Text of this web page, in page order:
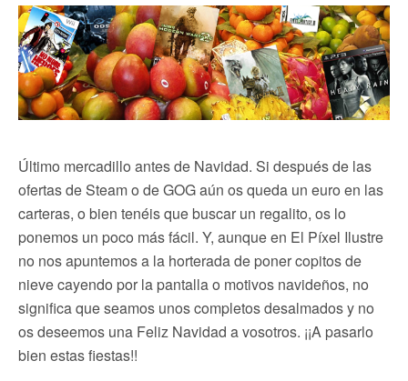
Último mercadillo antes de Navidad. Si después de las
ofertas de Steam o de GOG aún os queda un euro en las
carteras, o bien tenéis que buscar un regalito, os lo
ponemos un poco más fácil. Y, aunque en El Píxel Ilustre
no nos apuntemos a la horterada de poner copitos de
nieve cayendo por la pantalla o motivos navideños, no
significa que seamos unos completos desalmados y no
os deseemos una Feliz Navidad a vosotros. ¡¡A pasarlo
bien estas fiestas!!